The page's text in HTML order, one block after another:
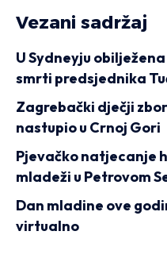
Vezani sadržaj
U Sydneyju
smrti predsjednika
Zagrebački dječji
nastupio u Crnoj Gori
Pjevačko natjecanje
mladeži u Petrovom
Dan mladine ove
virtualno